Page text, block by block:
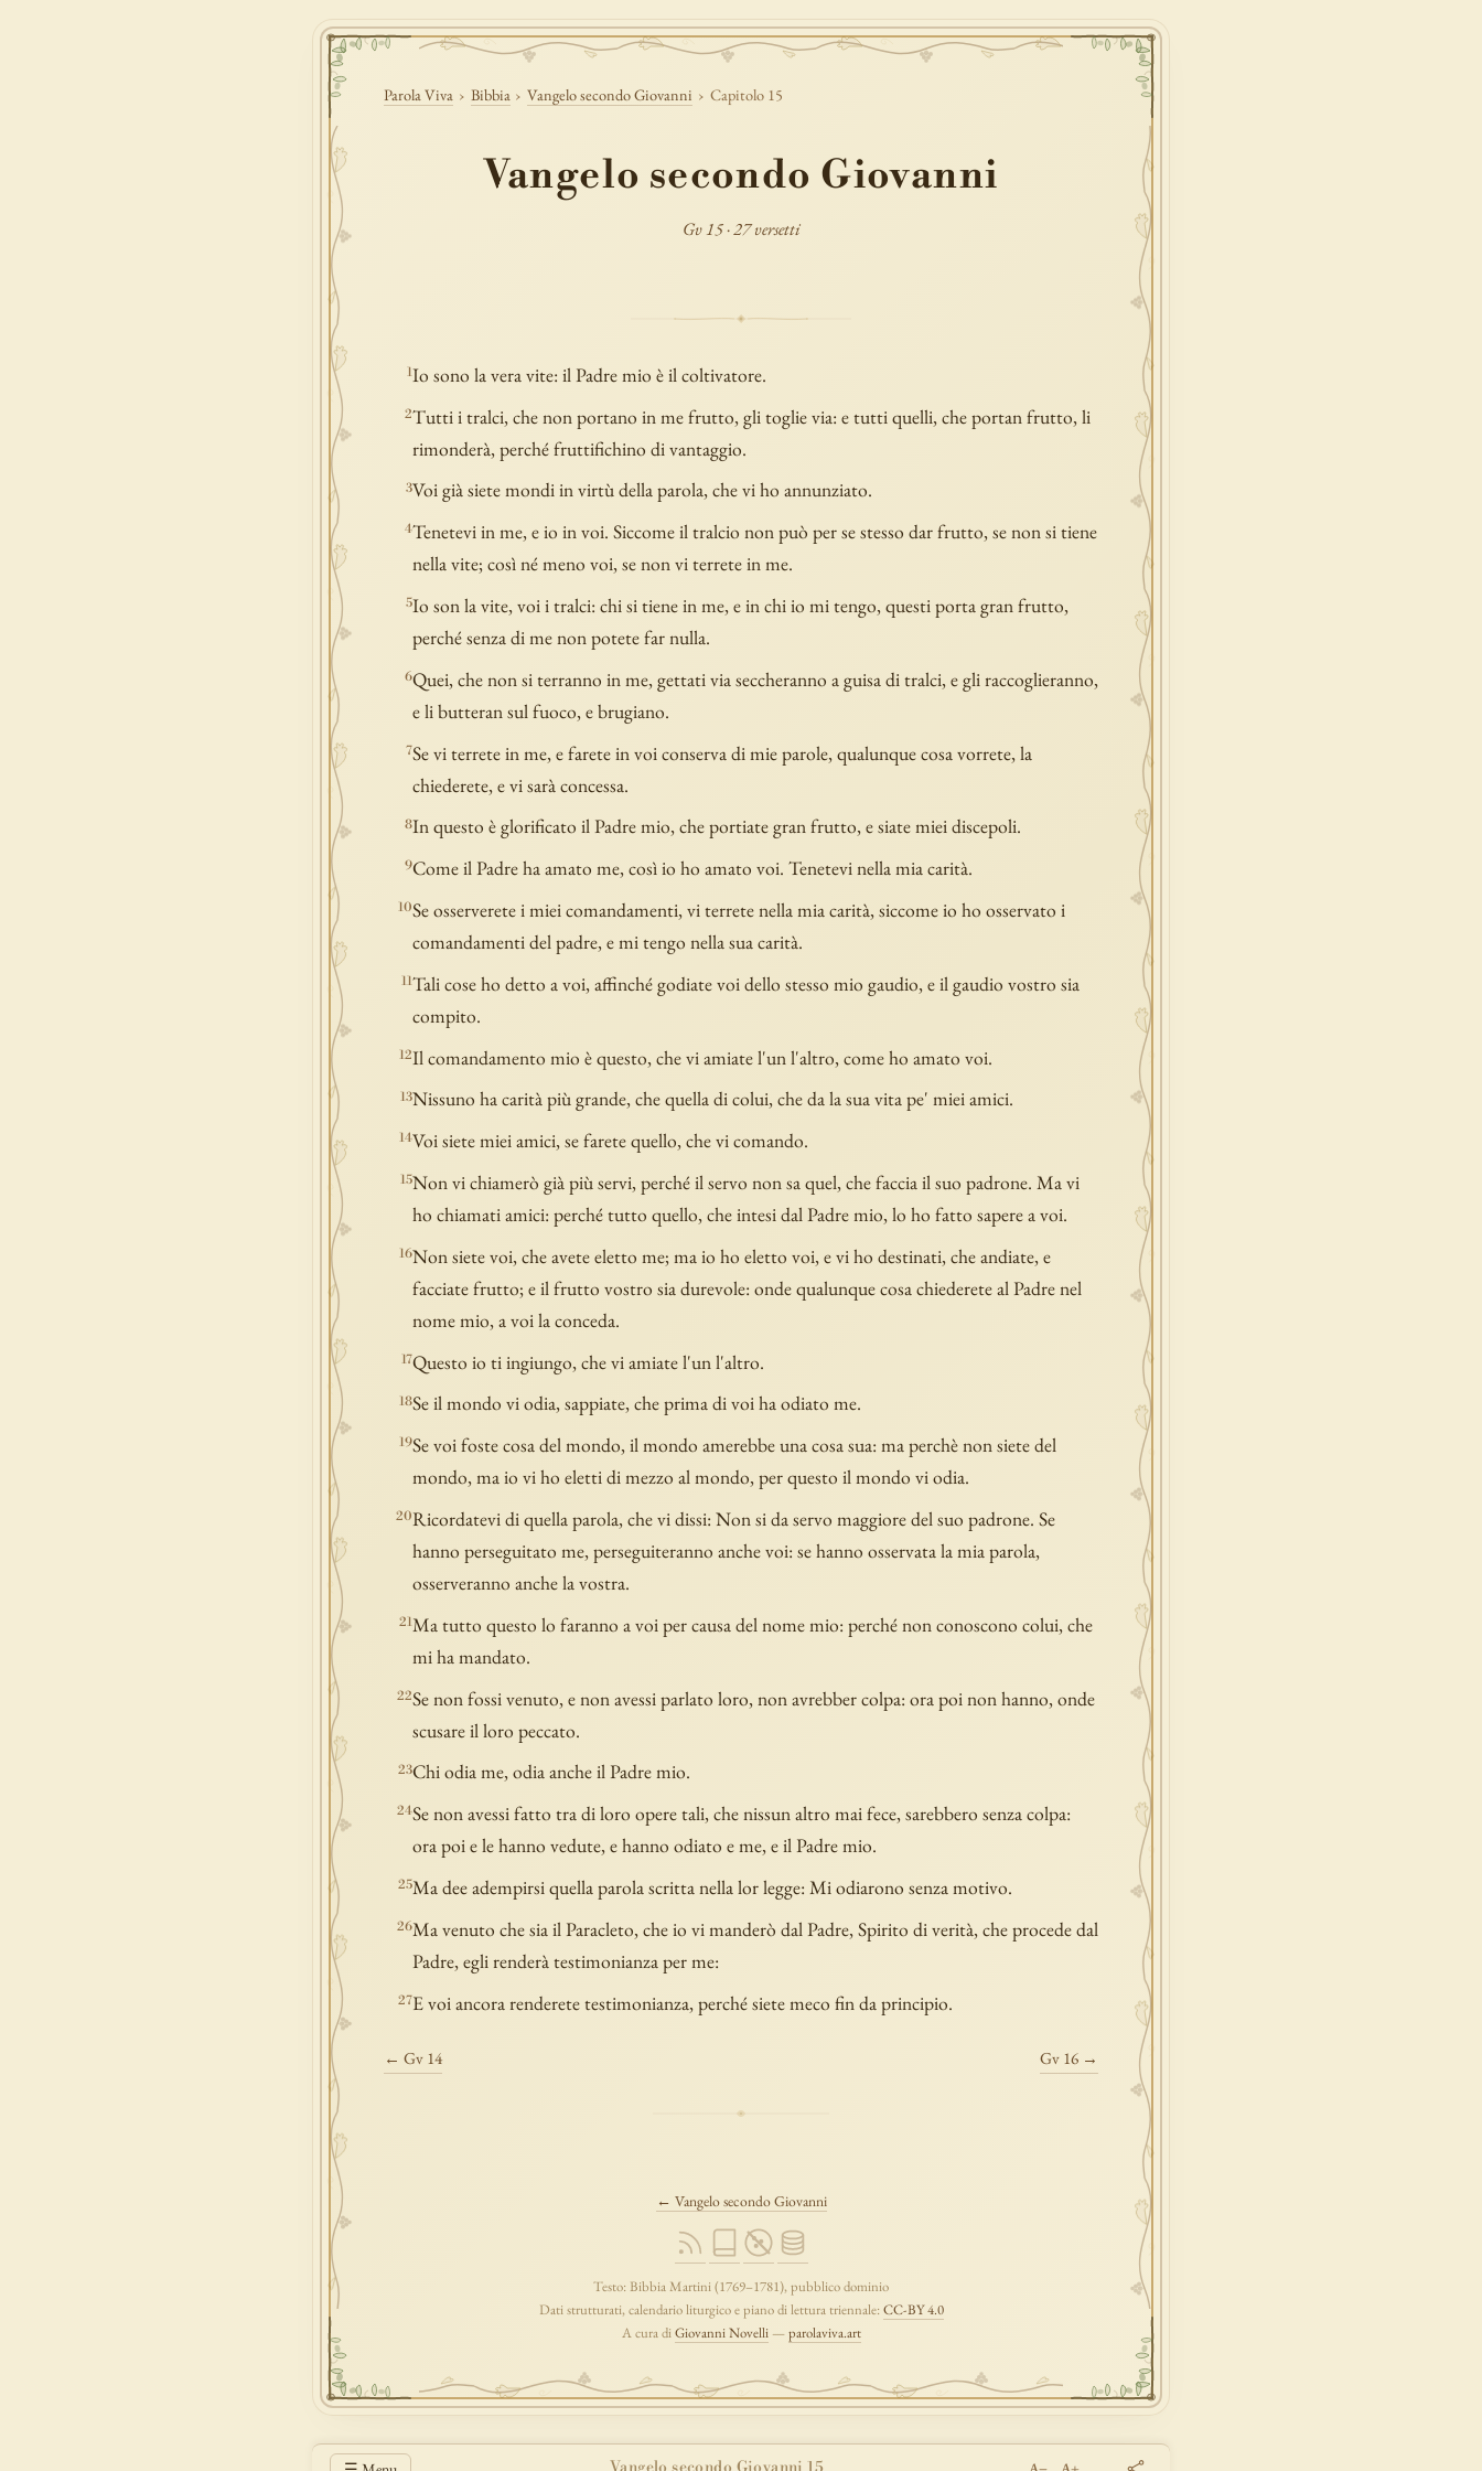
Parola Viva › Bibbia › Vangelo secondo Giovanni › Capitolo 15
Vangelo secondo Giovanni
Gv 15 · 27 versetti
1Io sono la vera vite: il Padre mio è il coltivatore.
2Tutti i tralci, che non portano in me frutto, gli toglie via: e tutti quelli, che portan frutto, li
rimonderà, perché fruttifichino di vantaggio.
3Voi già siete mondi in virtù della parola, che vi ho annunziato.
4Tenetevi in me, e io in voi. Siccome il tralcio non può per se stesso dar frutto, se non si tiene
nella vite; così né meno voi, se non vi terrete in me.
5Io son la vite, voi i tralci: chi si tiene in me, e in chi io mi tengo, questi porta gran frutto,
perché senza di me non potete far nulla.
6Quei, che non si terranno in me, gettati via seccheranno a guisa di tralci, e gli raccoglieranno,
e li butteran sul fuoco, e brugiano.
7Se vi terrete in me, e farete in voi conserva di mie parole, qualunque cosa vorrete, la
chiederete, e vi sarà concessa.
8In questo è glorificato il Padre mio, che portiate gran frutto, e siate miei discepoli.
9Come il Padre ha amato me, così io ho amato voi. Tenetevi nella mia carità.
10Se osserverete i miei comandamenti, vi terrete nella mia carità, siccome io ho osservato i
comandamenti del padre, e mi tengo nella sua carità.
11Tali cose ho detto a voi, affinché godiate voi dello stesso mio gaudio, e il gaudio vostro sia
compito.
12Il comandamento mio è questo, che vi amiate l'un l'altro, come ho amato voi.
13Nissuno ha carità più grande, che quella di colui, che da la sua vita pe' miei amici.
14Voi siete miei amici, se farete quello, che vi comando.
15Non vi chiamerò già più servi, perché il servo non sa quel, che faccia il suo padrone. Ma vi
ho chiamati amici: perché tutto quello, che intesi dal Padre mio, lo ho fatto sapere a voi.
16Non siete voi, che avete eletto me; ma io ho eletto voi, e vi ho destinati, che andiate, e
facciate frutto; e il frutto vostro sia durevole: onde qualunque cosa chiederete al Padre nel
nome mio, a voi la conceda.
17Questo io ti ingiungo, che vi amiate l'un l'altro.
18Se il mondo vi odia, sappiate, che prima di voi ha odiato me.
19Se voi foste cosa del mondo, il mondo amerebbe una cosa sua: ma perchè non siete del
mondo, ma io vi ho eletti di mezzo al mondo, per questo il mondo vi odia.
20Ricordatevi di quella parola, che vi dissi: Non si da servo maggiore del suo padrone. Se
hanno perseguitato me, perseguiteranno anche voi: se hanno osservata la mia parola,
osserveranno anche la vostra.
21Ma tutto questo lo faranno a voi per causa del nome mio: perché non conoscono colui, che
mi ha mandato.
22Se non fossi venuto, e non avessi parlato loro, non avrebber colpa: ora poi non hanno, onde
scusare il loro peccato.
23Chi odia me, odia anche il Padre mio.
24Se non avessi fatto tra di loro opere tali, che nissun altro mai fece, sarebbero senza colpa:
ora poi e le hanno vedute, e hanno odiato e me, e il Padre mio.
25Ma dee adempirsi quella parola scritta nella lor legge: Mi odiarono senza motivo.
26Ma venuto che sia il Paracleto, che io vi manderò dal Padre, Spirito di verità, che procede dal
Padre, egli renderà testimonianza per me:
27E voi ancora renderete testimonianza, perché siete meco fin da principio.
← Gv 14 Gv 16 →
← Vangelo secondo Giovanni
Testo: Bibbia Martini (1769–1781), pubblico dominio
Dati strutturati, calendario liturgico e piano di lettura triennale: CC-BY 4.0
A cura diGiovanni Novelli—parolaviva.art